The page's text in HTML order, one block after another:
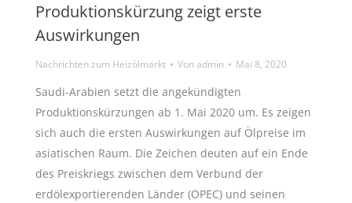
Produktionskürzung zeigt erste
Auswirkungen
Nachrichten zum Heizölmarkt Vonadmin Mai 8, 2020
Saudi-Arabien setzt die angekündigten
Produktionskürzungen ab 1. Mai 2020 um. Es zeigen
sich auch die ersten Auswirkungen auf Ölpreise im
asiatischen Raum. Die Zeichen deuten auf ein Ende
des Preiskriegs zwischen dem Verbund der
erdölexportierenden Länder (OPEC) und seinen